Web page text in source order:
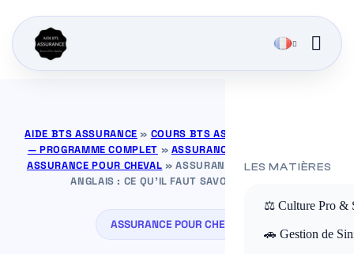
LES MATIÈRES
⚖️ Culture Pro &
🚗 Gestion de
AIDE BTS ASSURANCE » COURS BTS ASSURANCE GRATUITS
— PROGRAMME COMPLET » ASSURANCE POUR ANIMAUX
ASSURANCE POUR CHEVAL »ASSURANCE POUR PUR-SANG
ANGLAIS : CE QU’IL FAUT SAVOIR EN 2026
ASSURANCE POUR CHEVAL